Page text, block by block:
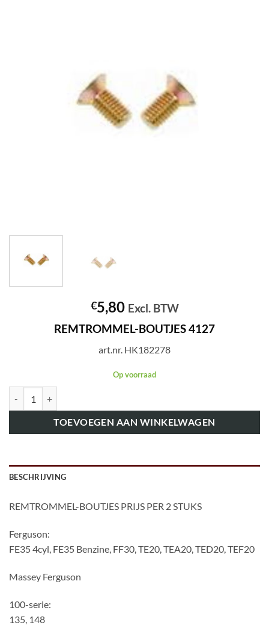
€5,80 Excl. BTW
REMTROMMEL-BOUTJES 4127
art.nr. HK182278
Op voorraad
TOEVOEGEN AAN WINKELWAGEN
BESCHRIJVING
REMTROMMEL-BOUTJES PRIJS PER 2 STUKS
Ferguson:
FE35 4cyl, FE35 Benzine, FF30, TE20, TEA20, TED20, TEF20
Massey Ferguson
100-serie:
135, 148